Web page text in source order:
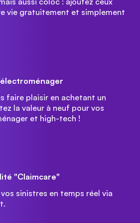
vie gratuitement et simplement
faire plaisir en achetant un
la valeur à neuf pour vos
et high-tech !
"Claimcare"
sinistres en temps réel via